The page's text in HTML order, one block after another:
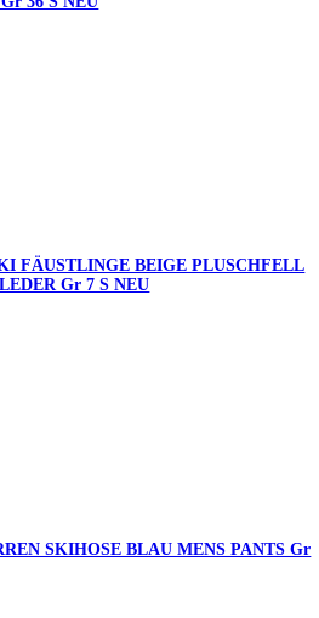
FÄUSTLINGE BEIGE PLUSCHFELL
Gr 7 S NEU
SKIHOSE BLAU MENS PANTS Gr